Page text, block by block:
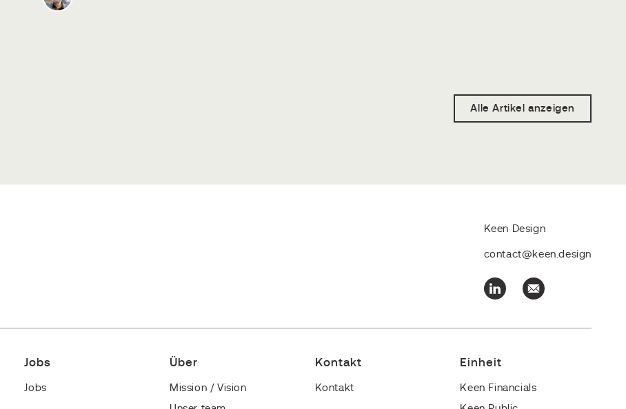
Alle Artikel anzeigen
Keen Design
contact@keen.design
Jobs
Jobs
Über
Mission / Vision
Kontakt
Kontakt
Einheit
Keen Financials